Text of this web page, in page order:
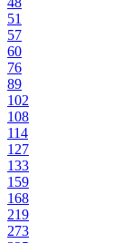
51
57
60
76
89
102
108
114
127
133
159
168
219
273